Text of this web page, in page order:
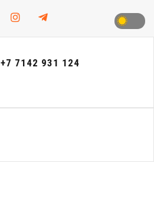
+7 7142 931 124